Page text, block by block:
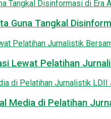
Guna Tangkal
Lewat Pelatihan
Media di Pelatihan